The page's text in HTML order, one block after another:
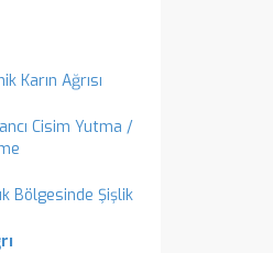
Karın Ağrısı
Cisim Yutma /
Bölgesinde Şişlik